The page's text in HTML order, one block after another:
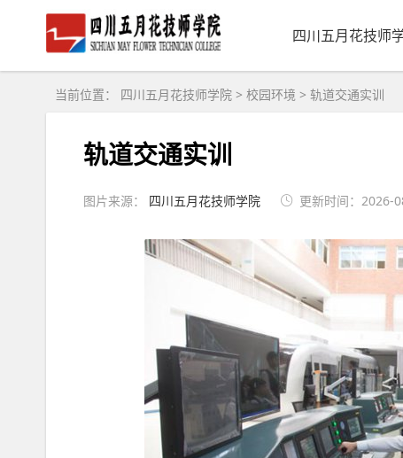
四川五月花技师
当前位置： 四川五月花技师学院 > 校园环境 > 轨道交通实训
轨道交通实训
图片来源： 四川五月花技师学院 更新时间：2026-